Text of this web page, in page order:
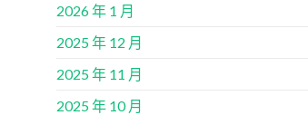
2026 年 1 月
2025 年 12 月
2025 年 11 月
2025 年 10 月